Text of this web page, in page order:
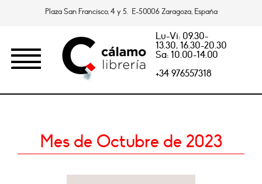
Plaza San Francisco, 4 y 5. E-50006 Zaragoza, España
Lu-Vi: 09.30-
13.30, 16.30-20.30
Sa: 10.00-14.00
+34 976557318
Mes de Octubre de 2023